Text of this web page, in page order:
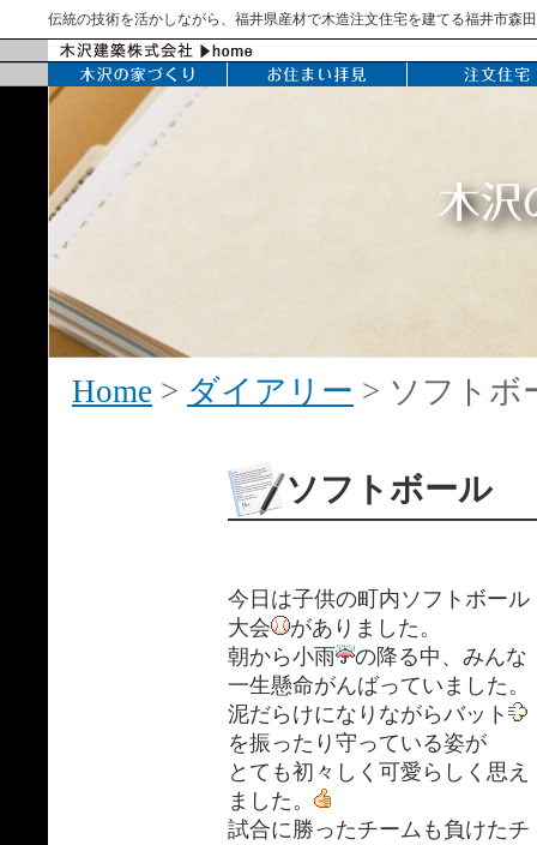
伝統の技術を活かしながら、福井県産材で木造注文住宅を建てる福井市森
Home > ダイアリー > ソフトボ
ソフトボール
今日は子供の町内ソフトボール
大会
がありました。
朝から小雨
の降る中、みんな
一生懸命がんばっていました。
泥だらけになりながらバット
を振ったり守っている姿が
とても初々しく可愛らしく思え
ました。
試合に勝ったチームも負けたチ